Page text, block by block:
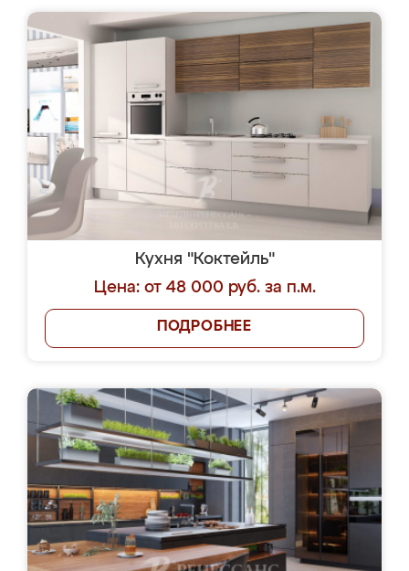
Кухня "Коктейль"
Цена: от 48 000 руб. за п.м.
ПОДРОБНЕЕ